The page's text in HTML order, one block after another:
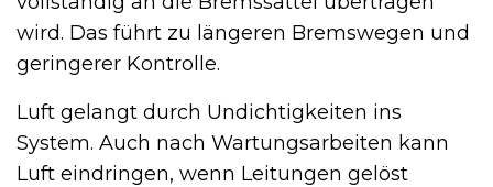
wird. Das führt zu längeren Bremswegen und
geringerer Kontrolle.
Luft gelangt durch Undichtigkeiten ins
System. Auch nach Wartungsarbeiten kann
Luft eindringen, wenn Leitungen gelöst